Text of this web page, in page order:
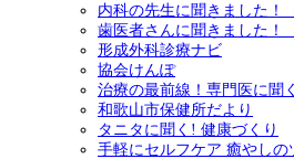
内科の先生に聞きました！
歯医者さんに聞きました！
形成外科診療ナビ
協会けんぽ
治療の最前線！専門医に聞く
和歌山市保健所だより
タニタに聞く! 健康づくり
手軽にセルフケア 癒やしの